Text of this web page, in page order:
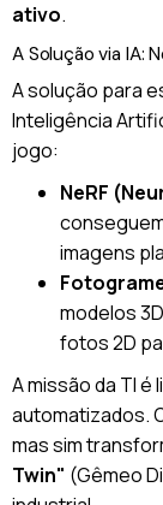
ativo.
A Solução via IA:
A solução para
Inteligência
jogo:
NeRF
imagens
modelos
fotos 2D
A missão da TI
automatizados.
mas sim
Twin" (Gêmeo